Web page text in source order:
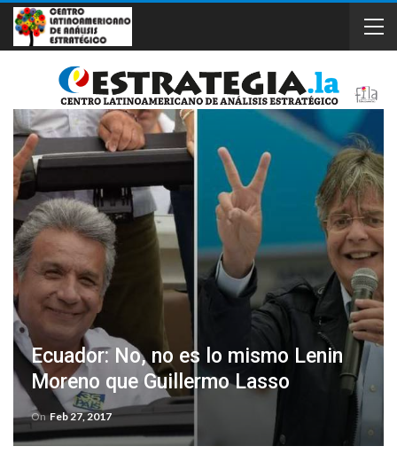
Ecuador: No, no es lo mismo Lenin
Moreno que Guillermo Lasso
OnFeb 27, 2017